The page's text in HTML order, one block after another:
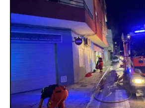
INCENDIO